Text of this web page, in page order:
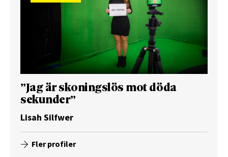
”Jag är skoningslös mot döda
sekunder”
Lisah Silfwer
Fler profiler